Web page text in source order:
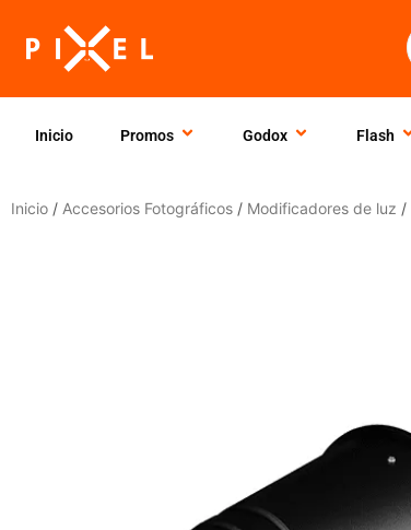
contenido
Inicio Promos Godox Flash
Inicio / Accesorios Fotográficos / Modificadores de luz /